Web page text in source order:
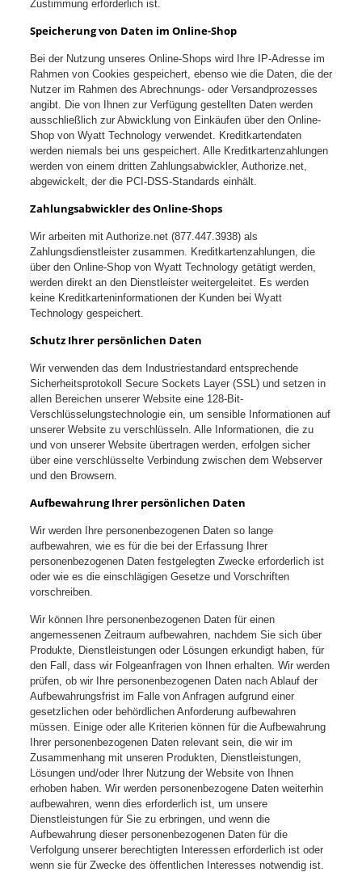
Zustimmung erforderlich ist.
Speicherung von Daten im Online-Shop
Bei der Nutzung unseres Online-Shops wird Ihre IP-Adresse im
Rahmen von Cookies gespeichert, ebenso wie die Daten, die der
Nutzer im Rahmen des Abrechnungs- oder Versandprozesses
angibt. Die von Ihnen zur Verfügung gestellten Daten werden
ausschließlich zur Abwicklung von Einkäufen über den Online-
Shop von Wyatt Technology verwendet. Kreditkartendaten
werden niemals bei uns gespeichert. Alle Kreditkartenzahlungen
werden von einem dritten Zahlungsabwickler, Authorize.net,
abgewickelt, der die PCI-DSS-Standards einhält.
Zahlungsabwickler des Online-Shops
Wir arbeiten mit Authorize.net (877.447.3938) als
Zahlungsdienstleister zusammen. Kreditkartenzahlungen, die
über den Online-Shop von Wyatt Technology getätigt werden,
werden direkt an den Dienstleister weitergeleitet. Es werden
keine Kreditkarteninformationen der Kunden bei Wyatt
Technology gespeichert.
Schutz Ihrer persönlichen Daten
Wir verwenden das dem Industriestandard entsprechende
Sicherheitsprotokoll Secure Sockets Layer (SSL) und setzen in
allen Bereichen unserer Website eine 128-Bit-
Verschlüsselungstechnologie ein, um sensible Informationen auf
unserer Website zu verschlüsseln. Alle Informationen, die zu
und von unserer Website übertragen werden, erfolgen sicher
über eine verschlüsselte Verbindung zwischen dem Webserver
und den Browsern.
Aufbewahrung Ihrer persönlichen Daten
Wir werden Ihre personenbezogenen Daten so lange
aufbewahren, wie es für die bei der Erfassung Ihrer
personenbezogenen Daten festgelegten Zwecke erforderlich ist
oder wie es die einschlägigen Gesetze und Vorschriften
vorschreiben.
Wir können Ihre personenbezogenen Daten für einen
angemessenen Zeitraum aufbewahren, nachdem Sie sich über
Produkte, Dienstleistungen oder Lösungen erkundigt haben, für
den Fall, dass wir Folgeanfragen von Ihnen erhalten. Wir werden
prüfen, ob wir Ihre personenbezogenen Daten nach Ablauf der
Aufbewahrungsfrist im Falle von Anfragen aufgrund einer
gesetzlichen oder behördlichen Anforderung aufbewahren
müssen. Einige oder alle Kriterien können für die Aufbewahrung
Ihrer personenbezogenen Daten relevant sein, die wir im
Zusammenhang mit unseren Produkten, Dienstleistungen,
Lösungen und/oder Ihrer Nutzung der Website von Ihnen
erhoben haben. Wir werden personenbezogene Daten weiterhin
aufbewahren, wenn dies erforderlich ist, um unsere
Dienstleistungen für Sie zu erbringen, und wenn die
Aufbewahrung dieser personenbezogenen Daten für die
Verfolgung unserer berechtigten Interessen erforderlich ist oder
wenn sie für Zwecke des öffentlichen Interesses notwendig ist.